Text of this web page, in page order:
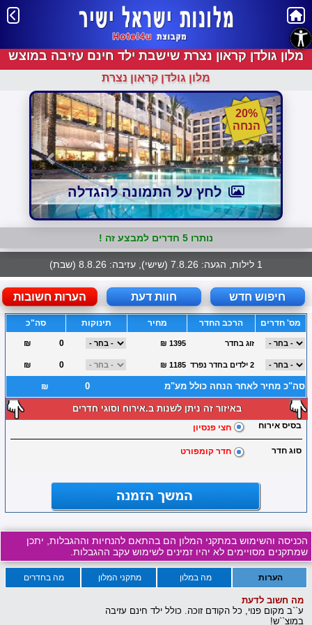
מלון גולדן קראון נצרת שישבת ילד חינם עזיבה במוצש
מלון גולדן קראון נצרת
20%
הנחה
לחץ על התמונה להגדלה
נותרו 5 חדרים למבצע זה !
1 לילות, הגעה: 7.8.26 (שישי), עזיבה: 8.8.26 (שבת)
חיפוש חדש חוות דעת הערות חשובות
סה"כ תינוקות מחיר הרכב החדר מס' חדרים
₪ ₪ 1395 זוג בחדר
₪ ₪ 1185 2 ילדים בחדר נפרד
₪ סה"כ מחיר לאחר הנחה כולל מע"מ
באיזור זה ניתן לשנות ב.אירוח וסוגי חדרים
חצי פנסיון בסיס אירוח
חדר קומפורט סוג חדר
הכניסה והשימוש במתקני המלון הם בהתאם להנחיות וההגבלות, יתכן
שמתקנים מסויימים לא יהיו זמינים לשימוש עקב ההגבלות.
מה בחדרים מתקני המלון מה במלון הערות
מה חשוב לדעת
ע``ב מקום פנוי, כל הקודם זוכה. כולל ילד חינם עזיבה
במוצ``ש!
נגישות